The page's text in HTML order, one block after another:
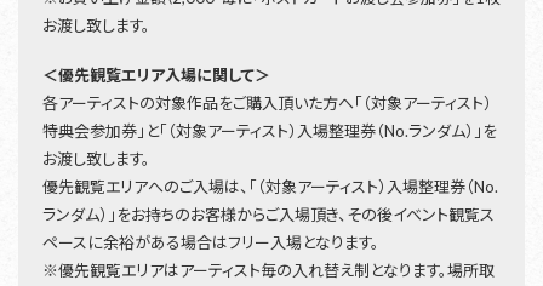
お渡し致します。
＜優先観覧エリア入場に関して＞
各アーティストの対象作品をご購入頂いた方へ「（対象アーティスト）
特典会参加券」と「（対象アーティスト）入場整理券（No.ランダム）」を
お渡し致します。
優先観覧エリアへのご入場は、「（対象アーティスト）入場整理券（No.
ランダム）」をお持ちのお客様からご入場頂き、その後イベント観覧ス
ペースに余裕がある場合はフリー入場となります。
※優先観覧エリアはアーティスト毎の入れ替え制となります。場所取